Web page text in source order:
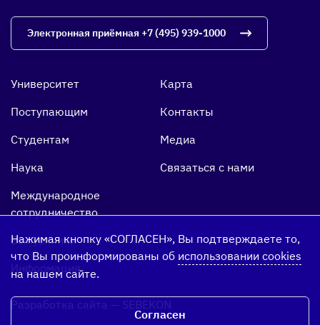
Электронная приёмная +7 (495) 939-1000
Университет
Поступающим
Студентам
Наука
Международное
сотрудничество
Выпускники
Информация
Карта
Контакты
Медиа
Связаться с нами
Разработка сайта — SEBEKON
Нажимая кнопку «СОГЛАСЕН», Вы подтверждаете то,
что Вы проинформированы об использовании cookies
на нашем сайте.
Согласен